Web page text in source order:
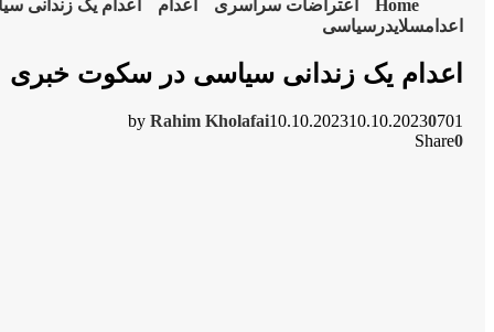
Home اعتراضات سراسری اعدام
اعدام یک زندانی
اعدامسلایدر سیاسی
اعدام یک زندانی سیاسی در سکوت خبری
by Rahim Kholafai10.10.202310.10.20230701
Share0